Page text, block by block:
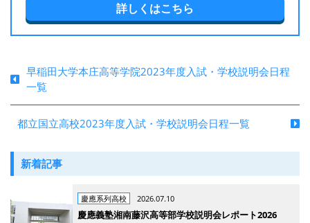
詳しくはこちら
早稲田大学本庄高等学院2023年度入試・学校説明会日程
一覧
都立国立高校2023年度入試・学校説明会日程一覧
新着記事
慶應系列高校 2026.07.10
慶應義塾湘南藤沢高等部学校説明会レポート2026